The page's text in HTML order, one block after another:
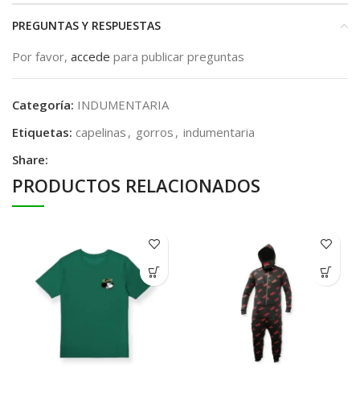
PREGUNTAS Y RESPUESTAS
Por favor, accede para publicar preguntas
Categoría: INDUMENTARIA
Etiquetas: capelinas , gorros , indumentaria
Share:
PRODUCTOS RELACIONADOS